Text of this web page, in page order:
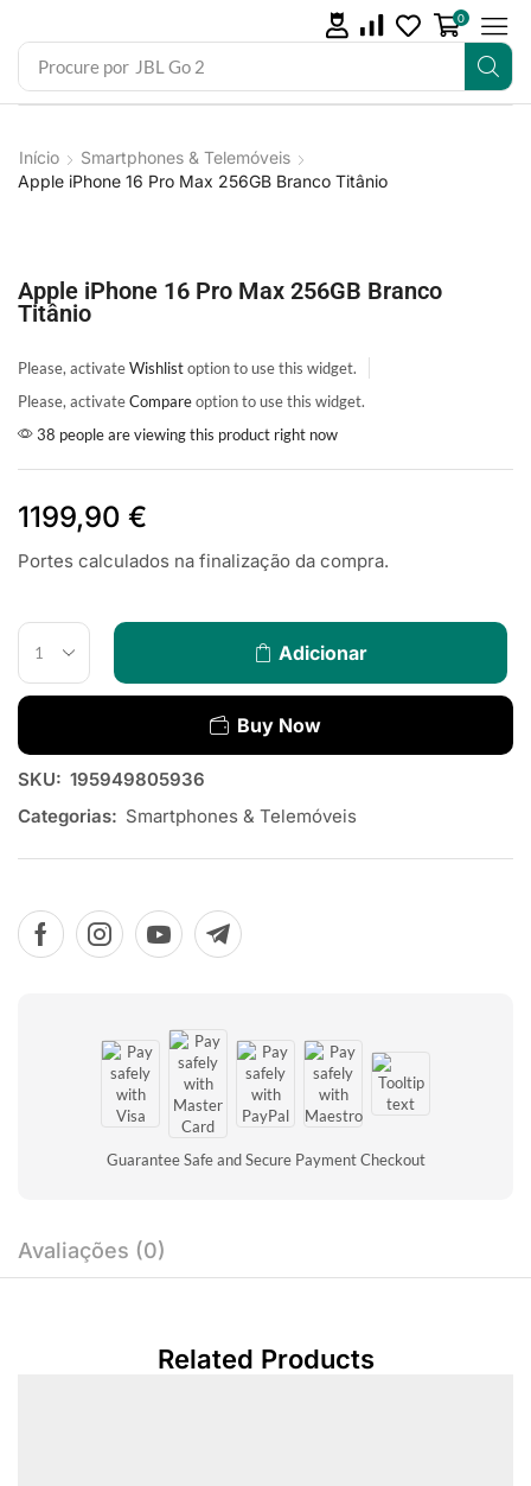
Procure por JBL Go 2
0
Início
Smartphones & Telemóveis
Apple iPhone 16 Pro Max 256GB Branco Titânio
Apple iPhone 16 Pro Max 256GB Branco
Titânio
Please, activateWishlistoption to use this widget.
Please, activateCompareoption to use this widget.
38 people are viewing this product right now
1199,90 €
Portes calculados na finalização da compra.
Adicionar
Buy Now
SKU: 195949805936
Categorias: Smartphones & Telemóveis
Guarantee Safe and Secure Payment Checkout
Avaliações (0)
Related Products